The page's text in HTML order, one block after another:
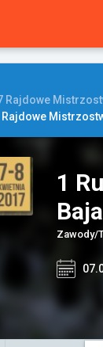
Rajdowe
Rajdowe
1
Zawody/